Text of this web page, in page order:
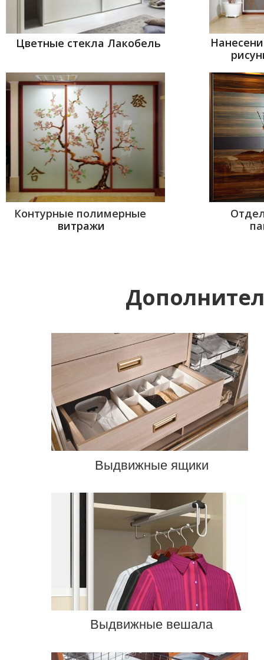
Контурные полимерные
витражи
Выдвижные ящики
Выдвижные вешала
Цветные стекла Лакобель